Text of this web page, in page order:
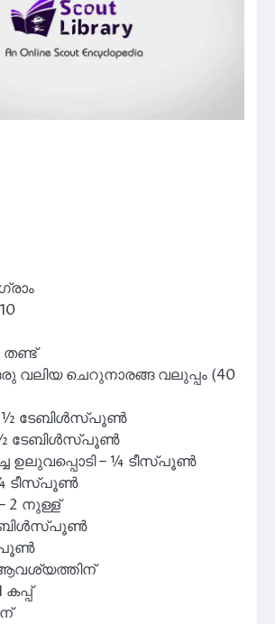
തണ്ട്
വലിയ ചെറുനാരങ്ങ വലുപ്പം (40
1½ ടേബിൾസ്പൂൺ
½ ടേബിൾസ്പൂൺ
ഉലുവപ്പൊടി – ¼ ടീസ്പൂൺ
¼ ടീസ്പൂൺ
2 നുള്ള്
ആവശ്യത്തിന്